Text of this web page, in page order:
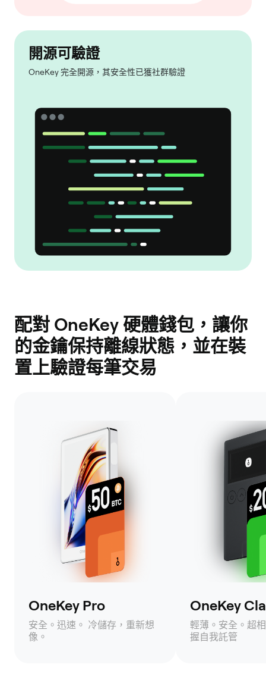
開源可驗證
OneKey 完全開源，其安全性已獲社群驗證
配對 OneKey 硬體錢包，讓你
的金鑰保持離線狀態，並在裝
置上驗證每筆交易
OneKey Pro
安全。迅速。 冷儲存，重新想
像。
OneKey
輕薄。安全。超
握自我託管